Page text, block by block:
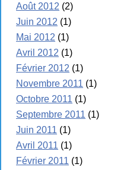
Août 2012 (2)
Juin 2012 (1)
Mai 2012 (1)
Avril 2012 (1)
Février 2012 (1)
Novembre 2011 (1)
Octobre 2011 (1)
Septembre 2011 (1)
Juin 2011 (1)
Avril 2011 (1)
Février 2011 (1)